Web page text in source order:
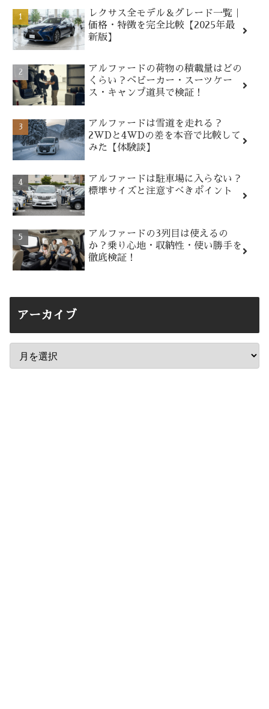
レクサス全モデル＆グレード一覧｜
価格・特徴を完全比較【2025年最
新版】
アルファードの荷物の積載量はどの
くらい？ベビーカー・スーツケー
ス・キャンプ道具で検証！
アルファードは雪道を走れる？
2WDと4WDの差を本音で比較して
みた【体験談】
アルファードは駐車場に入らない？
標準サイズと注意すべきポイント
アルファードの3列目は使えるの
か？乗り心地・収納性・使い勝手を
徹底検証！
アーカイブ